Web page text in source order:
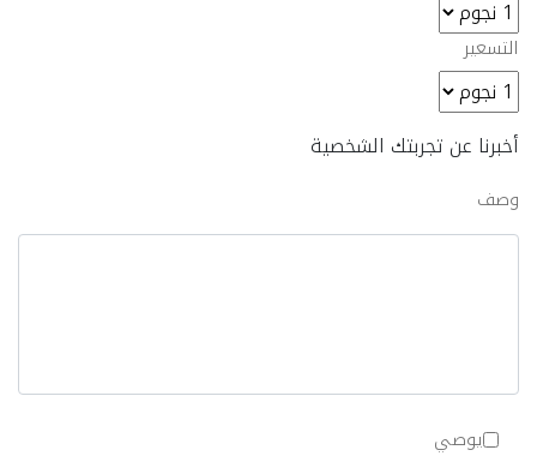
التسعير
أخبرنا عن تجربتك الشخصية
وصف
يوصي